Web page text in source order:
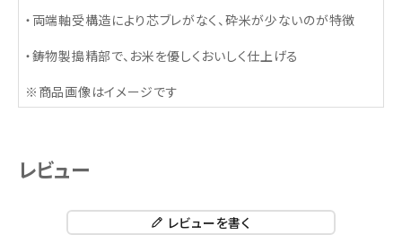
・両端軸受構造により芯ブレがなく、砕米が少ないのが特徴
・鋳物製搗精部で、お米を優しくおいしく仕上げる
※商品画像はイメージです
レビュー
レビューを書く